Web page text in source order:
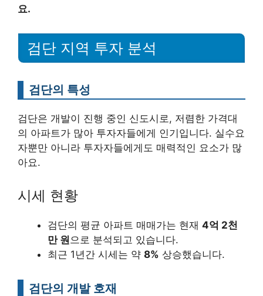
요.
검단 지역 투자 분석
검단의 특성
검단은 개발이 진행 중인 신도시로, 저렴한 가격대
의 아파트가 많아 투자자들에게 인기입니다. 실수요
자뿐만 아니라 투자자들에게도 매력적인 요소가 많
아요.
시세 현황
검단의 평균 아파트 매매가는 현재 4억 2천
만 원 으로 분석되고 있습니다.
최근 1년간 시세는 약 8% 상승했습니다.
검단의 개발 호재